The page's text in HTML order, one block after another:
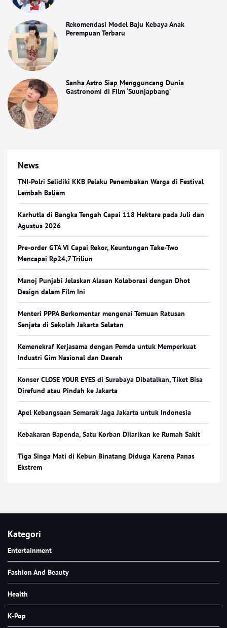
Rekomendasi Model Baju Kebaya Anak
Perempuan Terbaru
Sanha Astro Siap Mengguncang Dunia
Gastronomi di Film ‘Suunjapbang’
News
TNI-Polri Selidiki KKB Pelaku Penembakan Warga di Festival
Lembah Baliem
Karhutla di Bangka Tengah Capai 118 Hektare pada Juli dan
Agustus 2026
Pre-order GTA VI Capai Rekor, Keuntungan Take-Two
Mencapai Rp24,7 Triliun
Manoj Punjabi Jelaskan Alasan Kolaborasi dengan Dhot
Design dalam Film Ini
Menteri PPPA Berkomentar mengenai Temuan Ratusan
Senjata di Sekolah Jakarta Selatan
Kemenekraf Kerjasama dengan Pemda untuk Memperkuat
Industri Gim Nasional dan Daerah
Konser CLOSE YOUR EYES di Surabaya Dibatalkan, Tiket Bisa
Direfund atau Pindah ke Jakarta
Apel Kebangsaan Semarak Jaga Jakarta untuk Indonesia
Kebakaran Bapenda, Satu Korban Dilarikan ke Rumah Sakit
Tiga Singa Mati di Kebun Binatang Diduga Karena Panas
Ekstrem
Kategori
Entertainment
Fashion And Beauty
Health
K-Pop